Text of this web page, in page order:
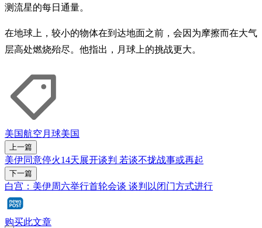
测流星的每日通量。
在地球上，较小的物体在到达地面之前，会因为摩擦而在大气
层高处燃烧殆尽。他指出，月球上的挑战更大。
美国航空月球美国
上一篇
美伊同意停火14天展开谈判 若谈不拢战事或再起
下一篇
白宫：美伊周六举行首轮会谈 谈判以闭门方式进行
购买此文章